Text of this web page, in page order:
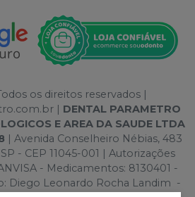
os direitos reservados |
| DENTAL PARAMETRO
E AREA DA SAUDE LTDA
| Avenida Conselheiro Nébias, 483
- CEP 11045-001 | Autorizações
- Medicamentos: 8130401 -
Diego Leonardo Rocha Landim -